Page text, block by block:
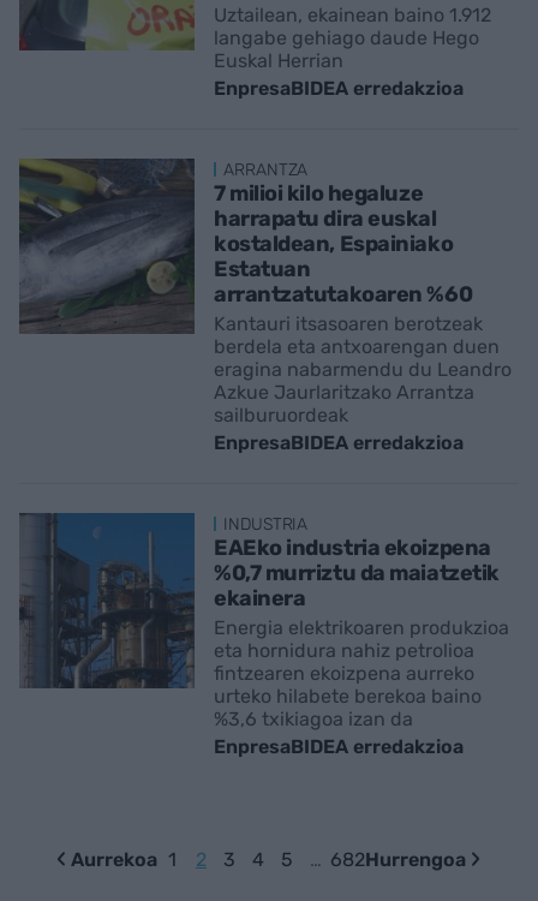
Uztailean, ekainean baino 1.912
langabe gehiago daude Hego
Euskal Herrian
EnpresaBIDEA erredakzioa
ARRANTZA
7 milioi kilo hegaluze
harrapatu dira euskal
kostaldean, Espainiako
Estatuan
arrantzatutakoaren %60
Kantauri itsasoaren berotzeak
berdela eta antxoarengan duen
eragina nabarmendu du Leandro
Azkue Jaurlaritzako Arrantza
sailburuordeak
EnpresaBIDEA erredakzioa
INDUSTRIA
EAEko industria ekoizpena
%0,7 murriztu da maiatzetik
ekainera
Energia elektrikoaren produkzioa
eta hornidura nahiz petrolioa
fintzearen ekoizpena aurreko
urteko hilabete berekoa baino
%3,6 txikiagoa izan da
EnpresaBIDEA erredakzioa
Aurrekoa 1 2 3 4 5 … 682Hurrengoa